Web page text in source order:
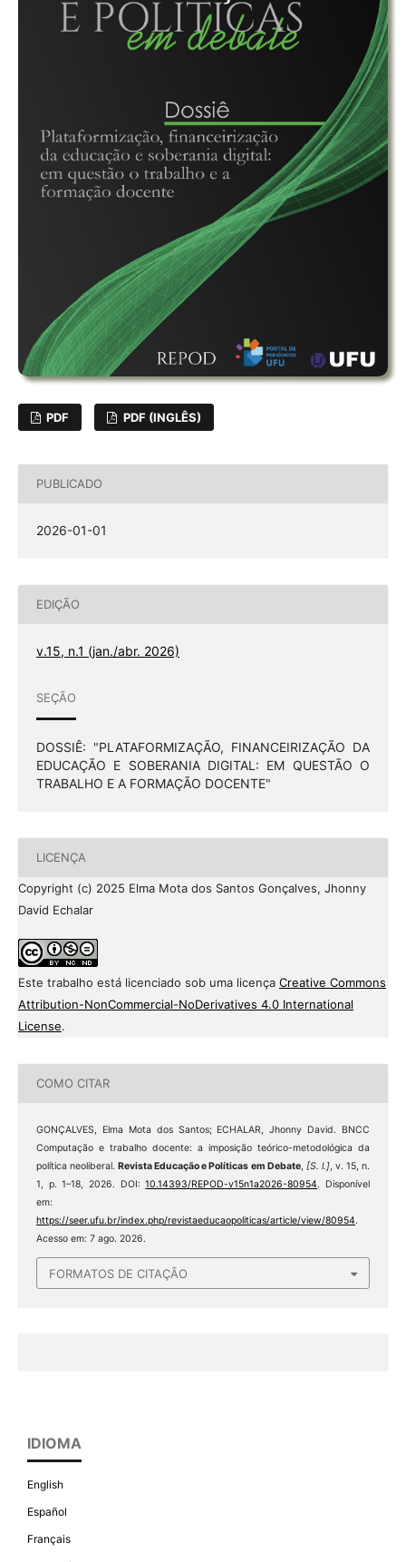
PDF PDF (INGLÊS)
PUBLICADO
2026-01-01
EDIÇÃO
v.15, n.1 (jan./abr. 2026)
SEÇÃO
DOSSIÊ: "PLATAFORMIZAÇÃO, FINANCEIRIZAÇÃO DA
EDUCAÇÃO E SOBERANIA DIGITAL: EM QUESTÃO O
TRABALHO E A FORMAÇÃO DOCENTE"
LICENÇA
Copyright (c) 2025 Elma Mota dos Santos Gonçalves, Jhonny
David Echalar
Este trabalho está licenciado sob uma licença Creative Commons
Attribution-NonCommercial-NoDerivatives 4.0 International
License.
COMO CITAR
GONÇALVES, Elma Mota dos Santos; ECHALAR, Jhonny David. BNCC
Computação e trabalho docente: a imposição teórico-metodológica da
política neoliberal.Revista Educação e Políticas em Debate, [S. l.], v. 15, n.
1, p. 1–18, 2026. DOI:10.14393/REPOD-v15n1a2026-80954. Disponível
em:
https://seer.ufu.br/index.php/revistaeducaopoliticas/article/view/80954.
Acesso em: 7 ago. 2026.
FORMATOS DE CITAÇÃO
IDIOMA
English
Español
Français